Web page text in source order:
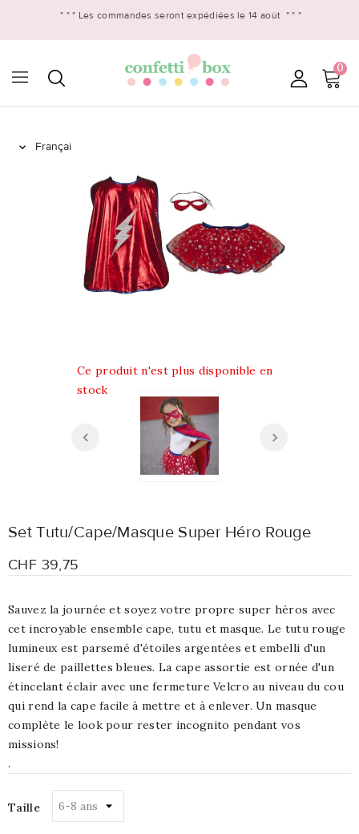
* * * Les commandes seront expédiées le 14 août * * *
0

Ce produit n'est plus disponible en
stock
Set Tutu/Cape/Masque Super Héro Rouge
CHF 39,75
Sauvez la journée et soyez votre propre super héros avec
cet incroyable ensemble cape, tutu et masque. Le tutu rouge
lumineux est parsemé d'étoiles argentées et embelli d'un
liseré de paillettes bleues. La cape assortie est ornée d'un
étincelant éclair avec une fermeture Velcro au niveau du cou
qui rend la cape facile à mettre et à enlever. Un masque
complète le look pour rester incognito pendant vos
missions!
.
Taille